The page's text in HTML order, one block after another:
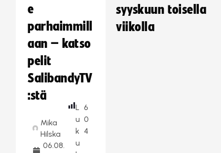
e
parhaimmill
aan – katso
pelit
SalibandyTV
:stä
Mika
Hilska
06.08.
L
u
k
u
6
0
4
syyskuun toisella
viikolla